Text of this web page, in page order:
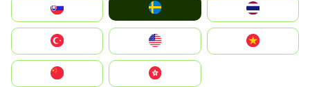
United States
中國香港特別行政區